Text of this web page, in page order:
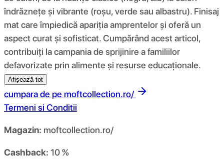
îndrăznețe și vibrante (roșu, verde sau albastru). Finisaj
mat care împiedică apariția amprentelor și oferă un
aspect curat și sofisticat. Cumpărând acest articol,
contribuiți la campania de sprijinire a familiilor
defavorizate prin alimente și resurse educaționale.
Afișează tot
cumpara de pe moftcollection.ro/
Termeni si Conditii
Magazin: moftcollection.ro/
Cashback: 10 %